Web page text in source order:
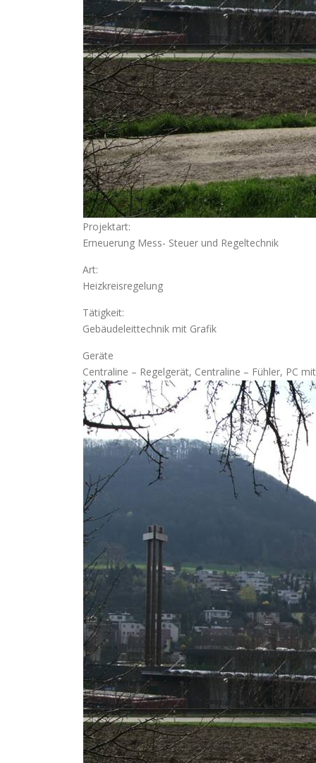
Projektart:
Erneuerung Mess- Steuer und Regeltechnik
Art:
Heizkreisregelung
Tätigkeit:
Gebäudeleittechnik mit Grafik
Geräte
Centraline – Regelgerät, Centraline – Fühler, PC